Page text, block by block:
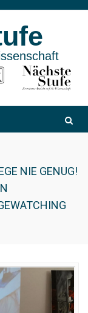
NIE GENUG!